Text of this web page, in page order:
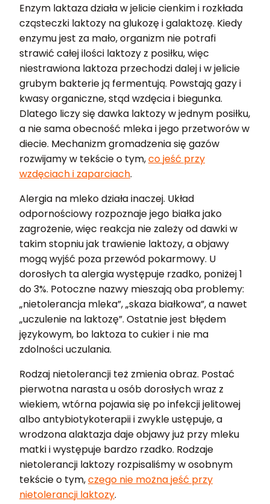
Enzym laktaza działa w jelicie cienkim i rozkłada
cząsteczki laktozy na glukozę i galaktozę. Kiedy
enzymu jest za mało, organizm nie potrafi
strawić całej ilości laktozy z posiłku, więc
niestrawiona laktoza przechodzi dalej i w jelicie
grubym bakterie ją fermentują. Powstają gazy i
kwasy organiczne, stąd wzdęcia i biegunka.
Dlatego liczy się dawka laktozy w jednym posiłku,
a nie sama obecność mleka i jego przetworów w
diecie. Mechanizm gromadzenia się gazów
rozwijamy w tekście o tym,co jeść przy
wzdęciach i zaparciach.
Alergia na mleko działa inaczej. Układ
odpornościowy rozpoznaje jego białka jako
zagrożenie, więc reakcja nie zależy od dawki w
takim stopniu jak trawienie laktozy, a objawy
mogą wyjść poza przewód pokarmowy. U
dorosłych ta alergia występuje rzadko, poniżej 1
do 3%. Potoczne nazwy mieszają oba problemy:
„nietolerancja mleka”, „skaza białkowa”, a nawet
„uczulenie na laktozę”. Ostatnie jest błędem
językowym, bo laktoza to cukier i nie ma
zdolności uczulania.
Rodzaj nietolerancji też zmienia obraz. Postać
pierwotna narasta u osób dorosłych wraz z
wiekiem, wtórna pojawia się po infekcji jelitowej
albo antybiotykoterapii i zwykle ustępuje, a
wrodzona alaktazja daje objawy już przy mleku
matki i występuje bardzo rzadko. Rodzaje
nietolerancji laktozy rozpisaliśmy w osobnym
tekście o tym,czego nie można jeść przy
nietolerancji laktozy.